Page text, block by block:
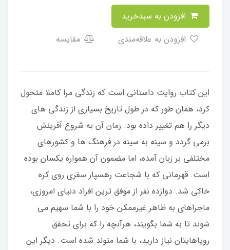
مقایسه
این کتاب روایت داستانی است که زندگی مرا کاملا متحول
کرد، همان طور که در طول تاریخ بسیاری از زندگی های
دیگر را هم تغییر داده بود. زمان آن به شروع آفرینش
برمی گردد و سینه به سینه در فرهنگ ها و کشورهای
مختلفی بر زبان آمده، اما مضمون آن همواره یکسان بوده
است. قهرمانی که با شجاعت رهسپار سفری روی کره
خاکی شد. دوازده نفر از موفق ترین افراد دنیای امروزی،
ماجراهای به ظاهر غیرممکن خود را با شما سهیم می
شوند تا به شما بگویند، هرآنچه را که برای تحقق
رویاهایتان نیاز دارید، با شما متولد شده است. دیگر این